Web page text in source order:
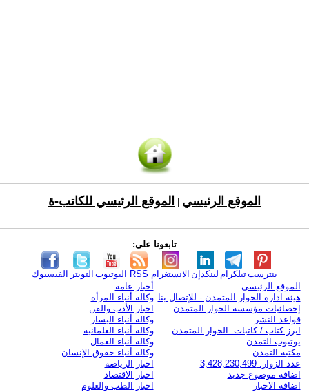
الموقع الرئيسي الموقع الرئيسي للكاتب-ة
تابعونا على:
الفيسبوك التويتر اليوتيوب RSS الانستغرام لينكدإن تيلكرامبنترست
الموقع الرئيسي
هيئة ادارة الحوار المتمدن - للإتصال بنا
إحصائيات مؤسسة الحوار المتمدن
قواعد النشر
ابرز كتاب / كاتبات الحوار المتمدن
يوتيوب التمدن
مكتبة التمدن
عدد الزوار: 3,428,230,499
اضافة موضوع جديد
اضافة الاخبار
أخبار عامة
وكالة أنباء المرأة
اخبار الأدب والفن
وكالة أنباء اليسار
وكالة أنباء العلمانية
وكالة أنباء العمال
وكالة أنباء حقوق الإنسان
اخبار الرياضة
اخبار الاقتصاد
اخبار الطب والعلوم